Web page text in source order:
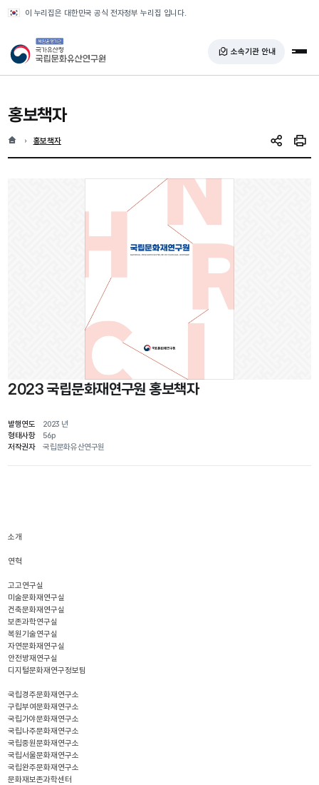
이 누리집은 대한민국 공식 전자정부 누리집 입니다.
국가유산청 국립문화유산연구원 소속기관 안내 전
홍보책자
홈 현재 위치
홍보책자 SNS 공유인쇄
2023 국립문화재연구원 홍보책자
발행연도
2023 년
형태사항
56p
저작권자
국립문화유산연구원
소개
연혁
고고연구실
미술문화재연구실
건축문화재연구실
보존과학연구실
복원기술연구실
자연문화재연구실
안전방재연구실
디지털문화재연구정보팀
국립경주문화재연구소
구립부여문화재연구소
국립가야문화재연구소
국립나주문화재연구소
국립중원문화재연구소
국립서울문화재연구소
국립완주문화재연구소
문화재보존과학센터